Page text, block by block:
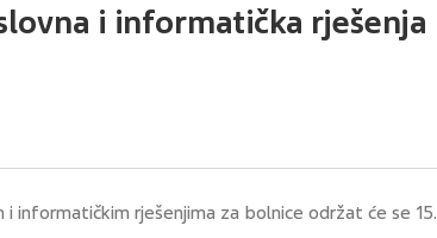
i informatička rješenja
informatičkim rješenjima za bolnice održat će se 15.